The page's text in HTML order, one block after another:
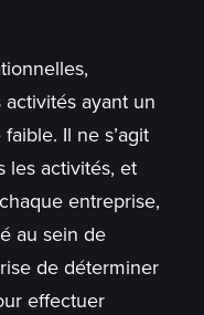
activités ayant un
Il ne s’agit
les activités, et
entreprise,
au sein de
de déterminer
effectuer